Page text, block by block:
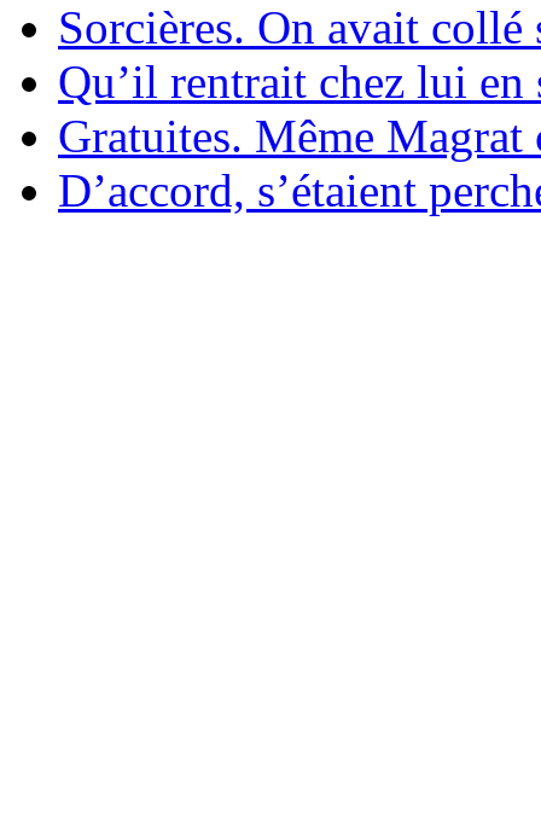
Sorcières. On avait collé
Qu’il rentrait chez lui en
Gratuites. Même Magrat
D’accord, s’étaient